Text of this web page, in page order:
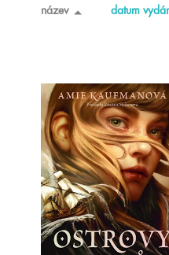
název datum